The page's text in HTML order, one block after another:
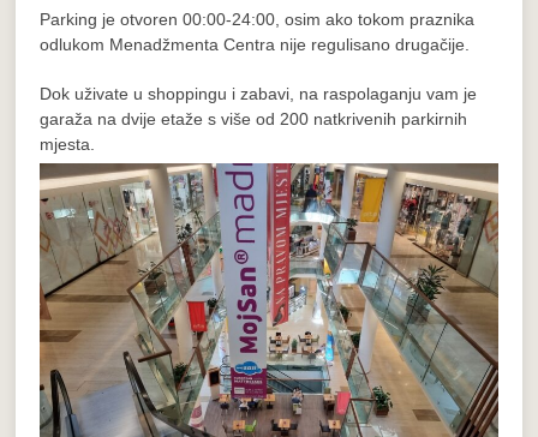
Parking je otvoren 00:00-24:00, osim ako tokom praznika
odlukom Menadžmenta Centra nije regulisano drugačije.
Dok uživate u shoppingu i zabavi, na raspolaganju vam je
garaža na dvije etaže s više od 200 natkrivenih parkirnih
mjesta.